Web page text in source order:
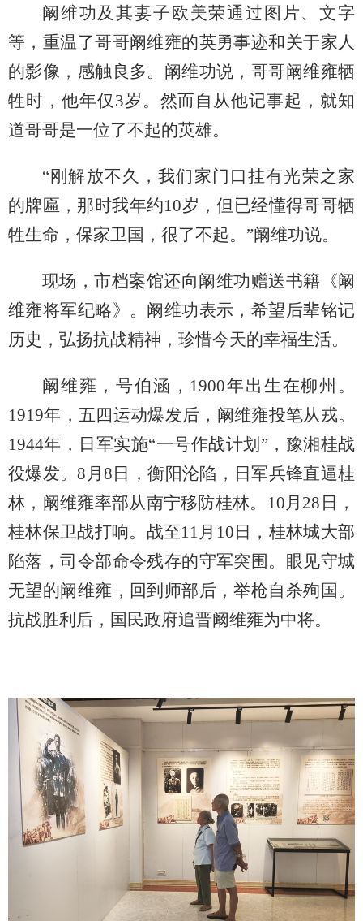
阚维功及其妻子欧美荣通过图片、文字
等，重温了哥哥阚维雍的英勇事迹和关于家人
的影像，感触良多。阚维功说，哥哥阚维雍牺
牲时，他年仅3岁。然而自从他记事起，就知
道哥哥是一位了不起的英雄。
“刚解放不久，我们家门口挂有光荣之家
的牌匾，那时我年约10岁，但已经懂得哥哥牺
牲生命，保家卫国，很了不起。”阚维功说。
现场，市档案馆还向阚维功赠送书籍《阚
维雍将军纪略》。阚维功表示，希望后辈铭记
历史，弘扬抗战精神，珍惜今天的幸福生活。
阚维雍，号伯涵，1900年出生在柳州。
1919年，五四运动爆发后，阚维雍投笔从戎。
1944年，日军实施“一号作战计划”，豫湘桂战
役爆发。8月8日，衡阳沦陷，日军兵锋直逼桂
林，阚维雍率部从南宁移防桂林。10月28日，
桂林保卫战打响。战至11月10日，桂林城大部
陷落，司令部命令残存的守军突围。眼见守城
无望的阚维雍，回到师部后，举枪自杀殉国。
抗战胜利后，国民政府追晋阚维雍为中将。